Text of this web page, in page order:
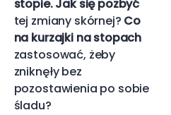
stopie. Jak się pozbyć
tej zmiany skórnej? Co
na kurzajki na stopach
zastosować, żeby
zniknęły bez
pozostawienia po sobie
śladu?